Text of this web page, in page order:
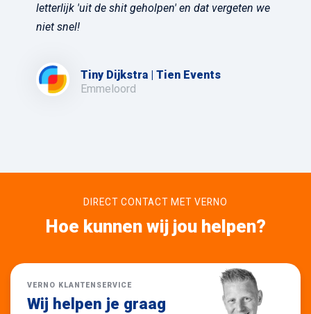
letterlijk 'uit de shit geholpen' en dat vergeten we
niet snel!
Tiny Dijkstra | Tien Events
Emmeloord
DIRECT CONTACT MET VERNO
Hoe kunnen wij jou helpen?
VERNO KLANTENSERVICE
Wij helpen je graag